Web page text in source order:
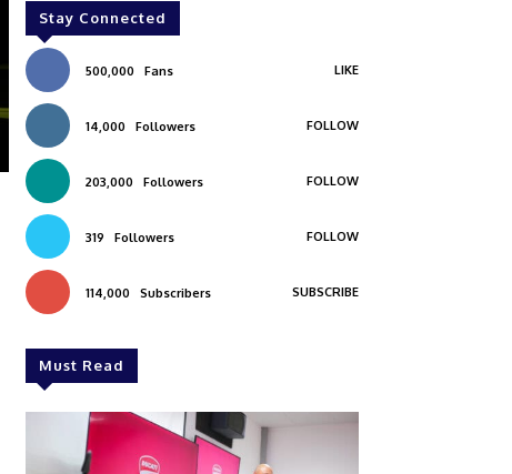
Stay Connected
500,000 Fans LIKE
14,000 Followers FOLLOW
203,000 Followers FOLLOW
319 Followers FOLLOW
114,000 Subscribers SUBSCRIBE
Must Read